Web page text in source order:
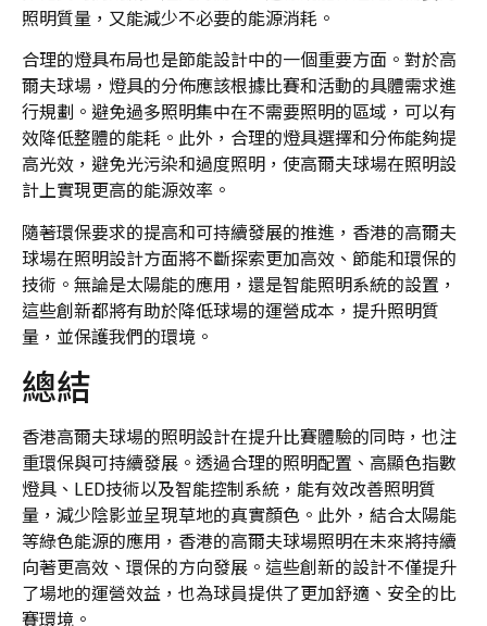
照明質量，又能減少不必要的能源消耗。
合理的燈具布局也是節能設計中的一個重要方面。對於高
爾夫球場，燈具的分佈應該根據比賽和活動的具體需求進
行規劃。避免過多照明集中在不需要照明的區域，可以有
效降低整體的能耗。此外，合理的燈具選擇和分佈能夠提
高光效，避免光污染和過度照明，使高爾夫球場在照明設
計上實現更高的能源效率。
隨著環保要求的提高和可持續發展的推進，香港的高爾夫
球場在照明設計方面將不斷探索更加高效、節能和環保的
技術。無論是太陽能的應用，還是智能照明系統的設置，
這些創新都將有助於降低球場的運營成本，提升照明質
量，並保護我們的環境。
總結
香港高爾夫球場的照明設計在提升比賽體驗的同時，也注
重環保與可持續發展。透過合理的照明配置、高顯色指數
燈具、LED技術以及智能控制系統，能有效改善照明質
量，減少陰影並呈現草地的真實顏色。此外，結合太陽能
等綠色能源的應用，香港的高爾夫球場照明在未來將持續
向著更高效、環保的方向發展。這些創新的設計不僅提升
了場地的運營效益，也為球員提供了更加舒適、安全的比
賽環境。